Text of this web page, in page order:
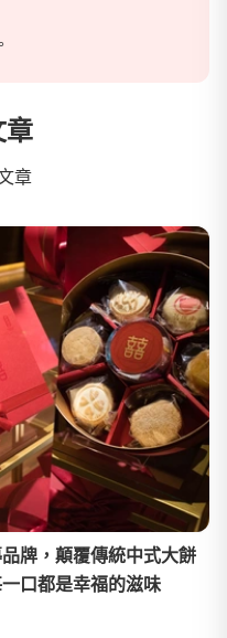
太樂的閒話家嚐
章
章
牌，顛覆傳統中式大餅
口都是幸福的滋味